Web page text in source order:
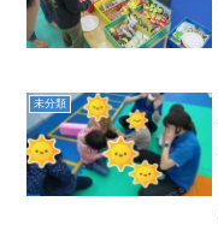
未分類